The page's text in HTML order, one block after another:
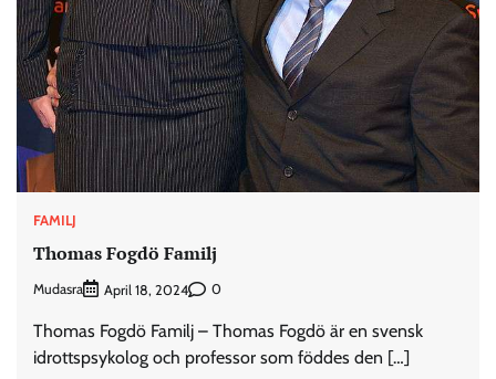
FAMILJ
Thomas Fogdö Familj
Mudasra April 18, 2024 0
Thomas Fogdö Familj – Thomas Fogdö är en svensk
idrottspsykolog och professor som föddes den […]